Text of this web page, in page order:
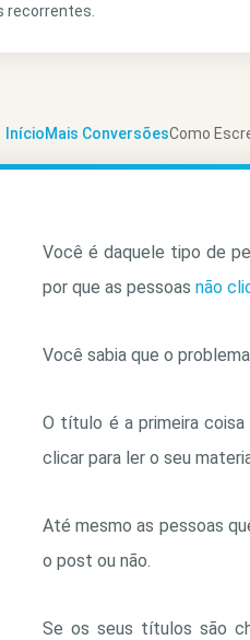
recorrentes.
InícioMais ConversõesComo
Você é daquele tipo de
por que as pessoas não
Você sabia que o
O título é a primeira
clicar para ler o seu
Até mesmo as pessoas
o post ou não.
Se os seus títulos são